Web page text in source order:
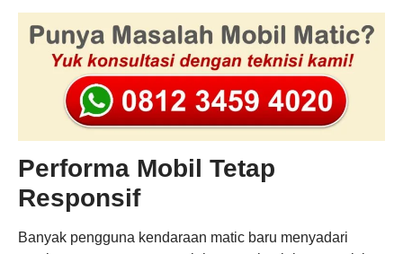
Performa Mobil Tetap
Responsif
Banyak pengguna kendaraan matic baru menyadari